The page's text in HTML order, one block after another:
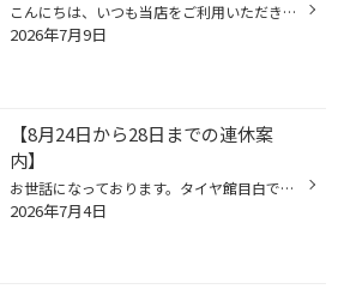
こんにちは、いつも当店をご利用いただきましてありがとうございます。 コクピット・タイヤ館では、ブリヂストンタイヤをお得に買える！ スーパータイヤセールを7月9日(木)から8月9日(日)まで開催いたします！ ブリヂストンのタイヤを4本ご購入で最大20,000円引き！ タイヤをお得にご購入頂けるチャ...
2026年7月9日
【8月24日から28日までの連休案
内】
お世話になっております。タイヤ館目白です。 9月に価格改定を控えておりますが、 その前の8月末ごろに通常の定休日とは別に連休を取らせていただきます。 期間 8月24日(月)から8月28日(金)の5日間 タイヤのご相談やタイヤ交換などご希望がある方は、 上記のお日にちは営業しておりませんのでお気を...
2026年7月4日